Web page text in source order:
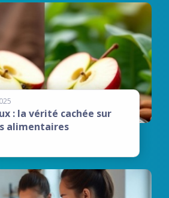
: la vérité cachée sur
alimentaires